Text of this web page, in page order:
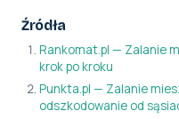
Źródła
Rankomat.pl — Zalanie
krok po kroku
Punkta.pl — Zalanie
odszkodowanie od